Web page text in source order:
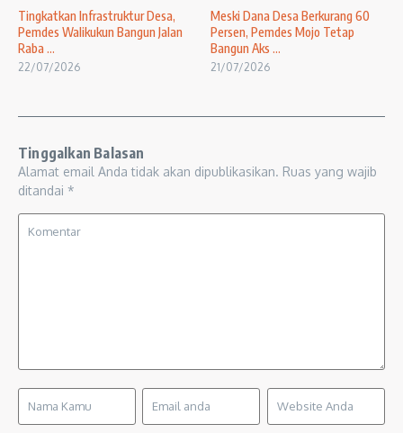
Tingkatkan Infrastruktur Desa,
Pemdes Walikukun Bangun Jalan
Raba ...
22/07/2026
Meski Dana Desa Berkurang 60
Persen, Pemdes Mojo Tetap
Bangun Aks ...
21/07/2026
Tinggalkan Balasan
Alamat email Anda tidak akan dipublikasikan. Ruas yang wajib
ditandai *